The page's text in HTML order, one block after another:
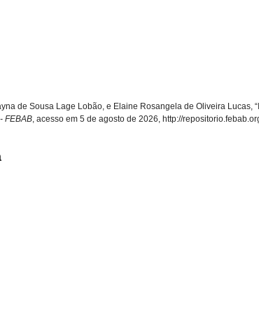
de Sousa Lage Lobão, e Elaine Rosangela de Oliveira Lucas,
FEBAB, acesso em 5 de agosto de 2026, http://